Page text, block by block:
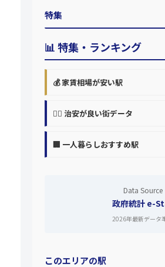
特集
📊 特集・ランキング
💰 家賃相場が安い駅
👮‍♀️ 治安が良い街データ
🏢 一人暮らしおすすめ駅
Data Source
政府統計 e-
2026年最新データ
このエリアの駅